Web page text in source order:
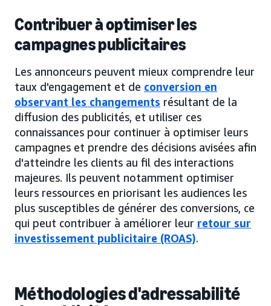
Contribuer à optimiser les
campagnes publicitaires
Les annonceurs peuvent mieux comprendre leur
taux d'engagement et de conversion en
observant les changements résultant de la
diffusion des publicités, et utiliser ces
connaissances pour continuer à optimiser leurs
campagnes et prendre des décisions avisées afin
d'atteindre les clients au fil des interactions
majeures. Ils peuvent notamment optimiser
leurs ressources en priorisant les audiences les
plus susceptibles de générer des conversions, ce
qui peut contribuer à améliorer leur retour sur
investissement publicitaire (ROAS).
Méthodologies d'adressabilité